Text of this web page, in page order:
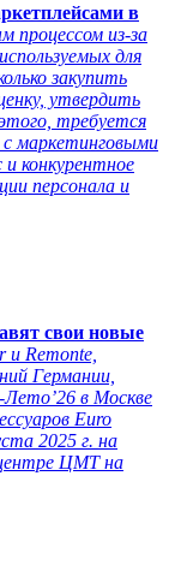
в
процессом из-за
для
закупить
утвердить
требуется
маркетинговыми
конкурентное
персонала и
свои новые
и Remonte,
Германии,
Лето’26 в Москве
Euro
2025 г. на
центре ЦМТ на